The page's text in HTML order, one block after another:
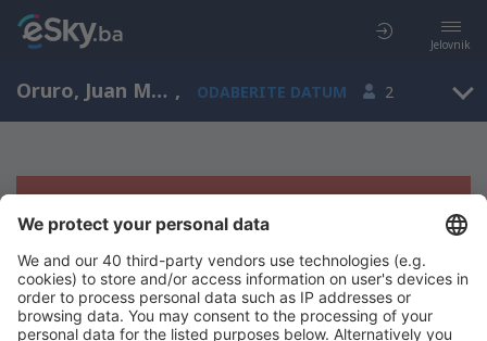
Jelovnik
Oruro, Juan Mendoza, Oruro, Bolivija (ORU) , ODABERITE DATUM 2
Žao nam je, ne možemo da prikažemo
rezultate
Pokušajte još jednom kad izaberete druge kriterijume